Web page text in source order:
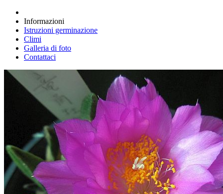
Informazioni
Istruzioni germinazione
Climi
Galleria di foto
Contattaci